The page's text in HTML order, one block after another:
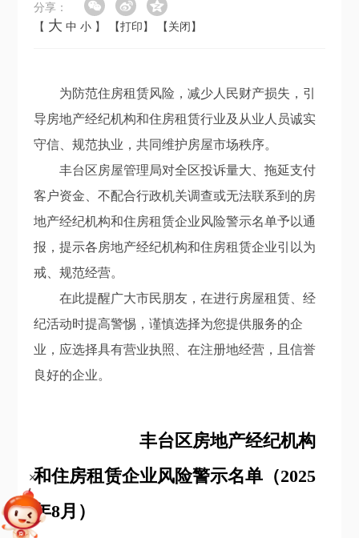
分享：
【 大 中 小 】 【打印】 【关闭】
为防范住房租赁风险，减少人民财产损失，引
导房地产经纪机构和住房租赁行业及从业人员诚实
守信、规范执业，共同维护房屋市场秩序。
丰台区房屋管理局对全区投诉量大、拖延支付
客户资金、不配合行政机关调查或无法联系到的房
地产经纪机构和住房租赁企业风险警示名单予以通
报，提示各房地产经纪机构和住房租赁企业引以为
戒、规范经营。
在此提醒广大市民朋友，在进行房屋租赁、经
纪活动时提高警惕，谨慎选择为您提供服务的企
业，应选择具有营业执照、在注册地经营，且信誉
良好的企业。
丰台区房地产经纪机构
和住房租赁企业风险警示名单（2025
年8月）
+